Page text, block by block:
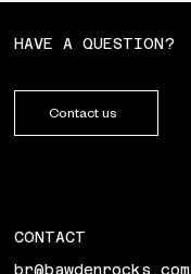
HAVE A QUESTION?
Contact us
CONTACT
br@bawdenrocks.com